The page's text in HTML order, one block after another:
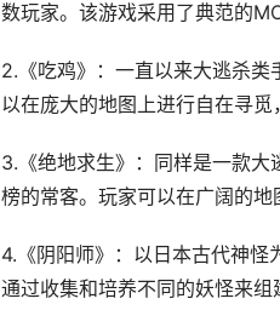
数玩家。该游戏采用了典范的
2.《吃鸡》：一直以来大逃杀
以在庞大的地图上进行自在寻觅
3.《绝地求生》：同样是一款
榜的常客。玩家可以在广阔的地
4.《阴阳师》：以日本古代神
通过收集和培养不同的妖怪来组